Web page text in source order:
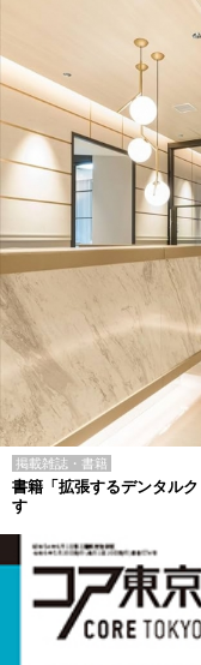
掲載雑誌・書籍
書籍「拡張するデンタル
す